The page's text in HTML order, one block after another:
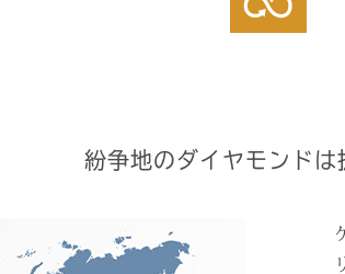
紛争地のダイヤモンドは